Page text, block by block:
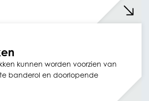
kunnen worden voorzien van
banderol en doorlopende